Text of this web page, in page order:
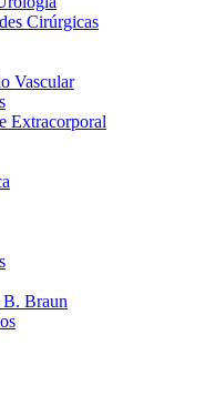
contacto connosco
Cirúrgicas
Vascular
Extracorporal
Braun